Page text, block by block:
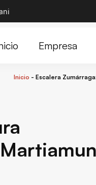
Empresa
Inicio - Escalera